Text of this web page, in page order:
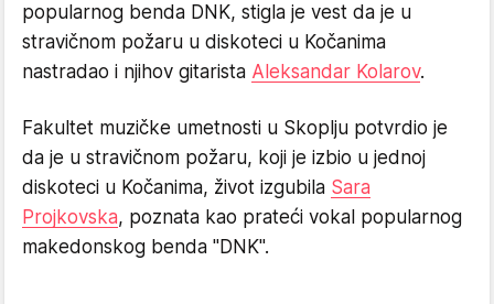
popularnog benda DNK, stigla je vest da je u
stravičnom požaru u diskoteci u Kočanima
nastradao i njihov gitarista Aleksandar Kolarov.
Fakultet muzičke umetnosti u Skoplju potvrdio je
da je u stravičnom požaru, koji je izbio u jednoj
diskoteci u Kočanima, život izgubila Sara
Projkovska, poznata kao prateći vokal popularnog
makedonskog benda "DNK".